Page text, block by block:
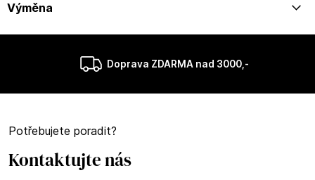
Výměna
Doprava ZDARMA nad 3000,-
Potřebujete poradit?
Kontaktujte nás